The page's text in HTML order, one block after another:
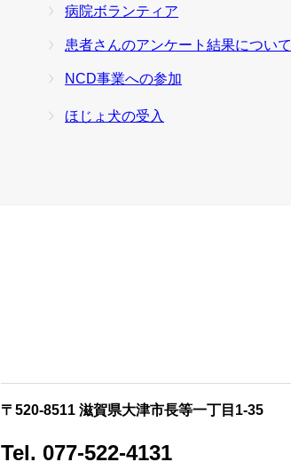
病院ボランティア
患者さんのアンケート結果について
NCD事業への参加
ほじょ犬の受入
〒520-8511 滋賀県大津市長等一丁目1-35
Tel. 077-522-4131